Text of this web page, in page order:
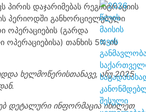
პირის დაჯარიმებას რეგისტრაციის
პერიოდში განხორციელებული
ოპერაციების (გარდა
თანხის 5%-ის